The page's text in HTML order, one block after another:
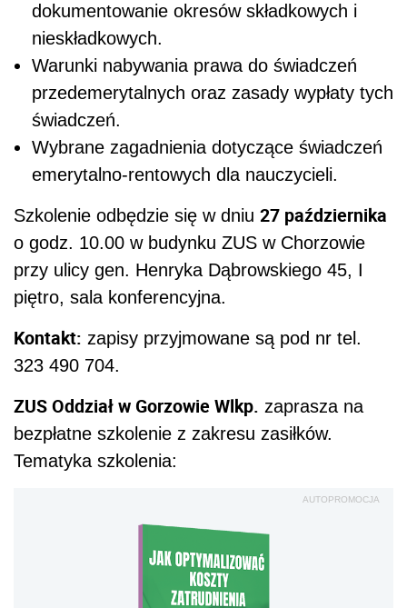
dokumentowanie okresów składkowych i
nieskładkowych.
Warunki nabywania prawa do świadczeń
przedemerytalnych oraz zasady wypłaty tych
świadczeń.
Wybrane zagadnienia dotyczące świadczeń
emerytalno-rentowych dla nauczycieli.
Szkolenie odbędzie się w dniu 27 października
o godz. 10.00 w budynku ZUS w Chorzowie
przy ulicy gen. Henryka Dąbrowskiego 45, I
piętro, sala konferencyjna.
Kontakt: zapisy przyjmowane są pod nr tel.
323 490 704.
ZUS Oddział w Gorzowie Wlkp. zaprasza na
bezpłatne szkolenie z zakresu zasiłków.
Tematyka szkolenia:
AUTOPROMOCJA